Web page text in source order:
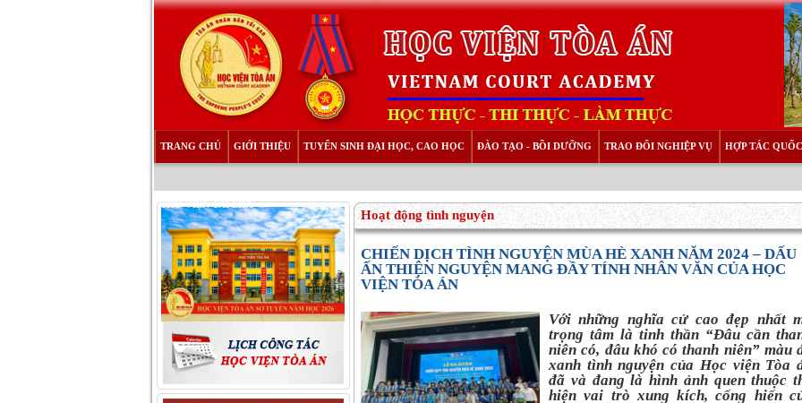
TRANG CHỦ GIỚI THIỆU TUYỂN SINH ĐẠI HỌC, CAO HỌC ĐÀO TẠO - BỒI DƯỠNG TRAO ĐỔI NGHIỆP VỤ HỢP TÁC
THƯ VIỆN TÀI LIỆU
Hoạt động tình nguyện
CHIẾN DỊCH TÌNH NGUYỆN MÙA HÈ XANH NĂM 2024 – DẤU
ẤN THIỆN NGUYỆN MANG ĐẦY TÍNH NHÂN VĂN CỦA HỌC
VIỆN TÒA ÁN
Với những nghĩa cử cao đẹp nhất
trọng tâm là tinh thần “Đâu cần
niên có, đâu khó có thanh niên” màu
xanh tình nguyện của Học viện Tòa
đã và đang là hình ảnh quen thuộc
hiện vai trò xung kích, cống hiến